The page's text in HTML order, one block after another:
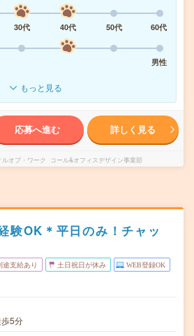
30代 40代 50代
60代
男性
もっと見る
応募へ進む 詳しく見る
ルオブ・ワーク コール&オフィスデザイン事業部
験OK＊平日のみ！チャッ
途支給あり 土日祝日が休み WEB登録OK
5分